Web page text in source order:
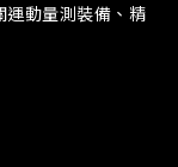
運動量測裝備、精